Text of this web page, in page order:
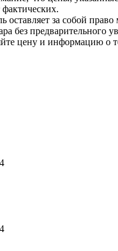
фактических.
оставляет за собой право
без предварительного
цену и информацию о